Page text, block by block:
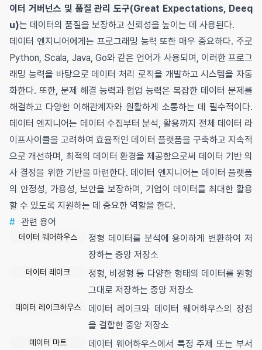
이터 거버넌스 및 품질 관리 도구(Great Expectations, Deeq
u)는 데이터의 품질을 보장하고 신뢰성을 높이는 데 사용된다.
데이터 엔지니어에게는 프로그래밍 능력 또한 매우 중요하다. 주로
Python, Scala, Java, Go와 같은 언어가 사용되며, 이러한 프로그
래밍 능력을 바탕으로 데이터 처리 로직을 개발하고 시스템을 자동
화한다. 또한, 문제 해결 능력과 협업 능력은 복잡한 데이터 문제를
해결하고 다양한 이해관계자와 원활하게 소통하는 데 필수적이다.
데이터 엔지니어는 데이터 수집부터 분석, 활용까지 전체 데이터 라
이프사이클을 고려하여 효율적인 데이터 플랫폼을 구축하고 지속적
으로 개선하며, 최적의 데이터 환경을 제공함으로써 데이터 기반 의
사 결정을 위한 기반을 마련한다. 데이터 엔지니어는 데이터 플랫폼
의 안정성, 가용성, 보안을 보장하며, 기업이 데이터를 최대한 활용
할 수 있도록 지원하는 데 중요한 역할을 한다.
# 관련 용어
데이터 웨어하우스
정형 데이터를 분석에 용이하게 변환하여 저
장하는 중앙 저장소
데이터 레이크
정형, 비정형 등 다양한 형태의 데이터를 원형
그대로 저장하는 중앙 저장소
데이터 레이크하우스
데이터 레이크와 데이터 웨어하우스의 장점
을 결합한 중앙 저장소
데이터 마트
데이터 웨어하우스에서 특정 주제 또는 부서